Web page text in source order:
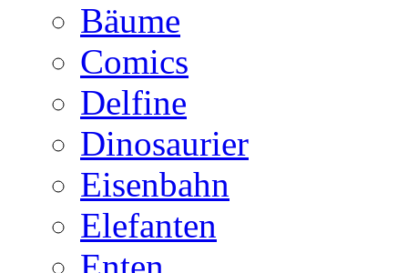
Bäume
Comics
Delfine
Dinosaurier
Eisenbahn
Elefanten